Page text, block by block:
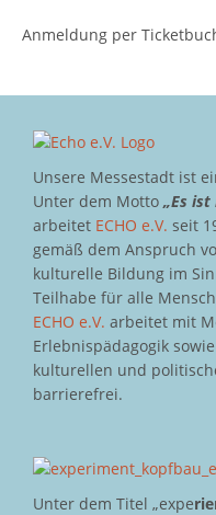
Anmeldung per
Unsere Messestadt ist
Unter dem Motto „Es ist
arbeitet ECHO e.V. seit
gemäß dem Anspruch
kulturelle Bildung im
Teilhabe für alle
ECHO e.V. arbeitet mit
Erlebnispädagogik
kulturellen und
barrierefrei.
Unter dem Titel „expe